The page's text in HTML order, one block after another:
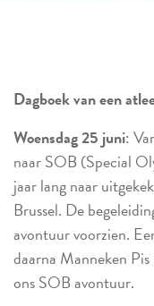
Dagboek van een
Woensdag 25 juni:
naar SOB (Special
jaar lang naar
Brussel. De
avontuur voorzien.
daarna Manneken
ons SOB avontuur.